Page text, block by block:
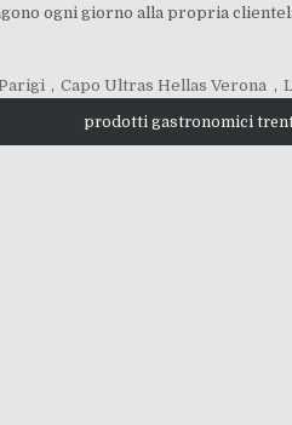
ogni giorno alla propria
, Capo Ultras Hellas Verona ,
prodotti gastronomici